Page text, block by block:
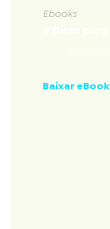
Ebooks
Baixar eBook